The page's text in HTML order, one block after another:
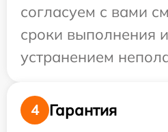
согласуем с вами
сроки выполнения
устранением
4
Гарантия